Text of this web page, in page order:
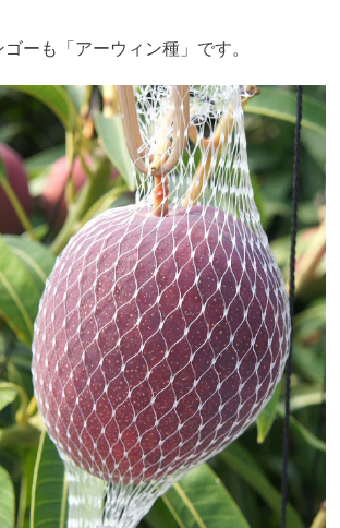
ーも「アーウィン種」です。